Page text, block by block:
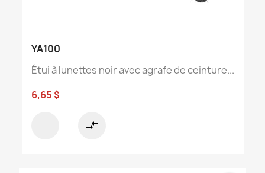
YA100
Étui à lunettes noir avec agrafe de ceinture...
6,65 $
compare_arrows